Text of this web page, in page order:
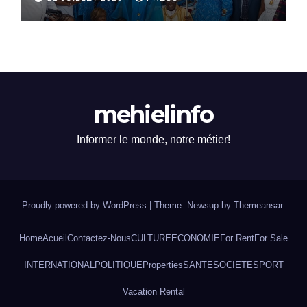
Professeur YAO-DJE
Christophe
mehielinfo
Informer le monde, notre métier!
Proudly powered by WordPress Theme: Newsup by Themeansar.
HomeAcueil Contactez-NousCULTURE ECONOMIE For RentFor Sale
INTERNATIONALPOLITIQUE PropertiesSANTESOCIETESPORT
Vacation Rental